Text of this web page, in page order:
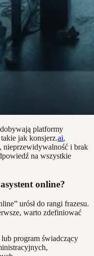
platformy
takie jak konsjerz.ai,
nieprzewidywalność i brak
na wszystkie
online?
urósł do rangi frazesu.
warto zdefiniować
lub program świadczący